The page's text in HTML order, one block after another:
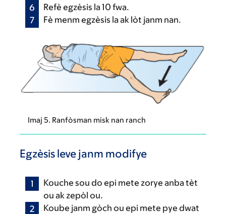
Refè egzèsis la 10 fwa.
Fè menm egzèsis la ak lòt janm nan.
Imaj 5. Ranfòsman misk nan ranch
Egzèsis leve janm modifye
Kouche sou do epi mete zorye anba tèt
ou ak zepòl ou.
Koube janm gòch ou epi mete pye dwat